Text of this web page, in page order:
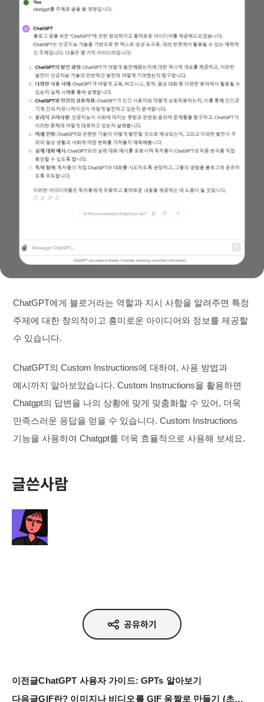
ChatGPT에게 블로거라는 역할과 지시 사항을 알려주면 특정
주제에 대한 창의적이고 흥미로운 아이디어와 정보를 제공할
수 있습니다.
ChatGPT의 Custom Instructions에 대하여, 사용 방법과
예시까지 알아보았습니다. Custom Instructions을 활용하면
Chatgpt의 답변을 나의 상황에 맞게 맞춤화할 수 있어, 더욱
만족스러운 응답을 얻을 수 있습니다. Custom Instructions
기능을 사용하여 Chatgpt를 더욱 효율적으로 사용해 보세요.
글쓴사람
박혜정
공유하기
이전글ChatGPT 사용자 가이드: GPTs 알아보기
다음글
GIF란? 이미지나 비디오를 GIF 움짤로 만들기 (초보자용 가이드)